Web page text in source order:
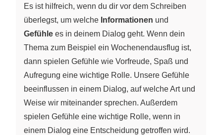
Es ist hilfreich, wenn du dir vor dem Schreiben
überlegst, um welche Informationen und
Gefühle es in deinem Dialog geht. Wenn dein
Thema zum Beispiel ein Wochenendausflug ist,
dann spielen Gefühle wie Vorfreude, Spaß und
Aufregung eine wichtige Rolle. Unsere Gefühle
beeinflussen in einem Dialog, auf welche Art und
Weise wir miteinander sprechen. Außerdem
spielen Gefühle eine wichtige Rolle, wenn in
einem Dialog eine Entscheidung getroffen wird.